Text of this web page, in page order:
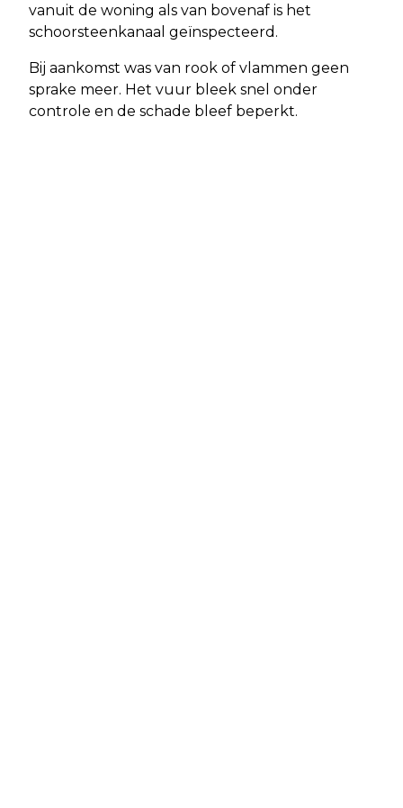
vanuit de woning als van bovenaf is het
schoorsteenkanaal geïnspecteerd.
Bij aankomst was van rook of vlammen geen
sprake meer. Het vuur bleek snel onder
controle en de schade bleef beperkt.